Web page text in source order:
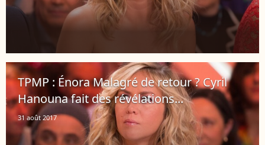
TPMP : Énora Malagré de retour ? Cyril
Hanouna fait des révélations...
31 août 2017